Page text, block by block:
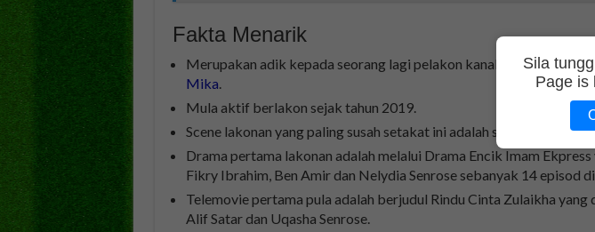
Fakta Menarik
Merupakan adik kepada seorang lagi pelakon kanak-kanak
Mika
Mula aktif berlakon sejak tahun 2019.
Scene lakonan yang paling susah setakat ini adalah scene tidur.
Drama pertama lakonan adalah melalui Drama Encik Imam
Fikry Ibrahim, Ben Amir dan Nelydia Senrose sebanyak 14 episod
Telemovie pertama pula adalah berjudul Rindu Cinta Zulaikha yang
Alif Satar dan Uqasha Senrose.
Sila
Page